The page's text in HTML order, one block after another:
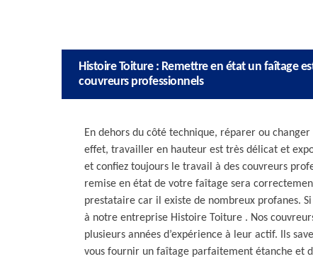
Histoire Toiture : Remettre en état un faîtage
couvreurs professionnels
En dehors du côté technique, réparer ou
effet, travailler en hauteur est très délicat et
et confiez toujours le travail à des couvreurs
remise en état de votre faîtage sera
prestataire car il existe de nombreux profanes.
à notre entreprise Histoire Toiture . Nos
plusieurs années d’expérience à leur actif. Ils
vous fournir un faîtage parfaitement étanche et